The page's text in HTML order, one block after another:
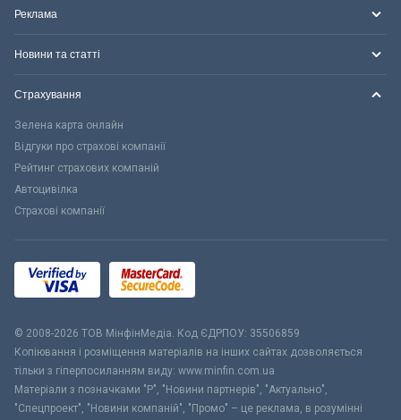
Реклама
Новини та статті
Страхування
Зелена карта онлайн
Відгуки про страхові компанії
Рейтинг страхових компаній
Автоцивілка
Страхові компанії
© 2008-2026 ТОВ МiнфiнМедiа. Код ЄДРПОУ: 35506859
Копіювання і розміщення матеріалів на інших сайтах дозволяється
тільки з гіперпосиланням виду: www.minfin.com.ua
Матеріали з позначками "Р", "Новини партнерів", "Актуально",
"Спецпроект", "Новини компаній", "Промо" – це реклама, в розумінні